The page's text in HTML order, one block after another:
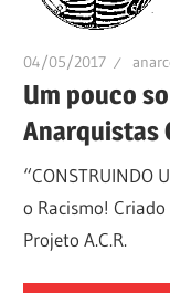
04/05/2017
Um pouco
Anarquistas
“CONSTRUINDO
o Racismo!
Projeto A.C.R.